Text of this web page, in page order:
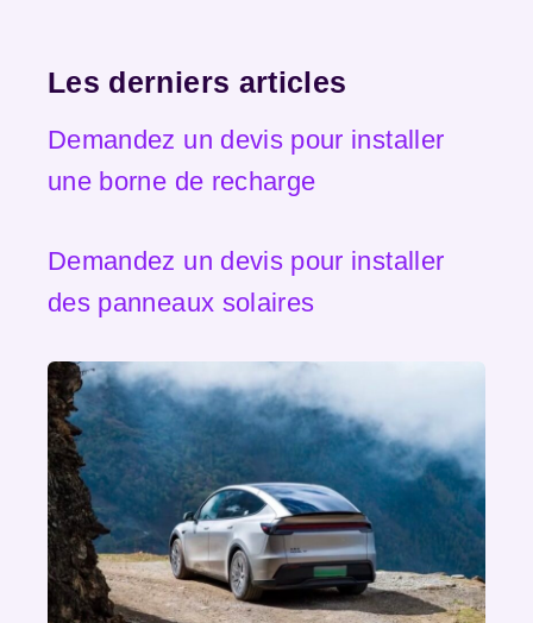
Les derniers articles
Demandez un devis pour installer
une borne de recharge
Demandez un devis pour installer
des panneaux solaires